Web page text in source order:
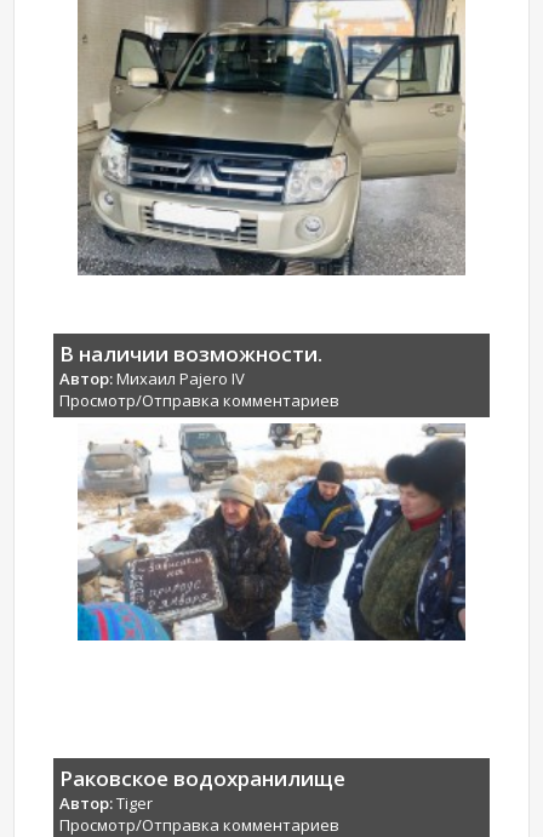
В наличии возможности.
Автор:Михаил Pajero IV
Просмотр/Отправка комментариев
Раковское водохранилище
Автор:Tiger
Просмотр/Отправка комментариев